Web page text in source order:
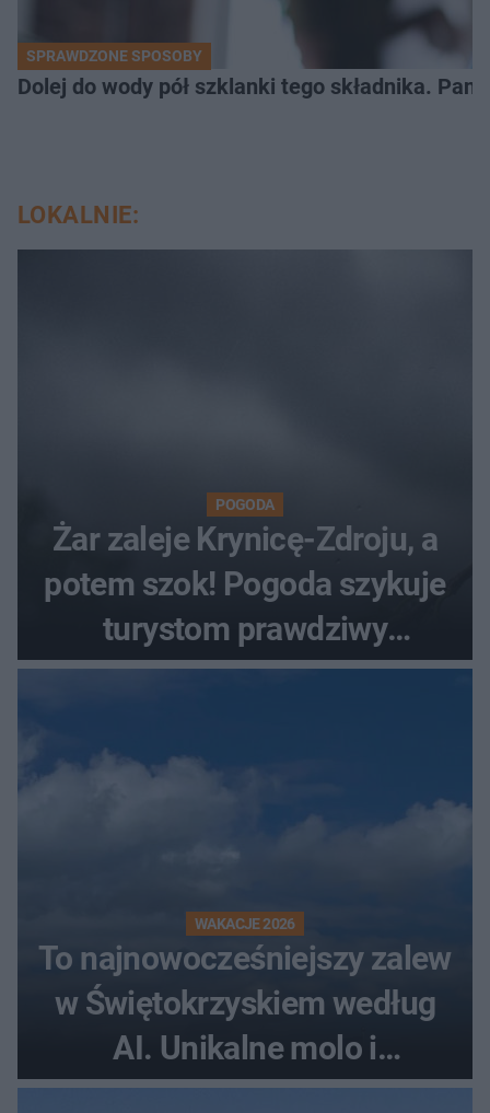
SPRAWDZONE SPOSOBY
Dolej do wody pół szklanki tego składnika.
LOKALNIE:
POGODA
Żar zaleje Krynicę-Zdroju, a
potem szok! Pogoda szykuje
turystom prawdziwy
rollercoaster
WAKACJE 2026
To najnowocześniejszy zalew
w Świętokrzyskiem według
AI. Unikalne molo i
promenada